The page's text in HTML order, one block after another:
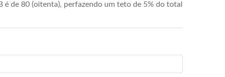
de 80 (oitenta), perfazendo um teto de 5% do total